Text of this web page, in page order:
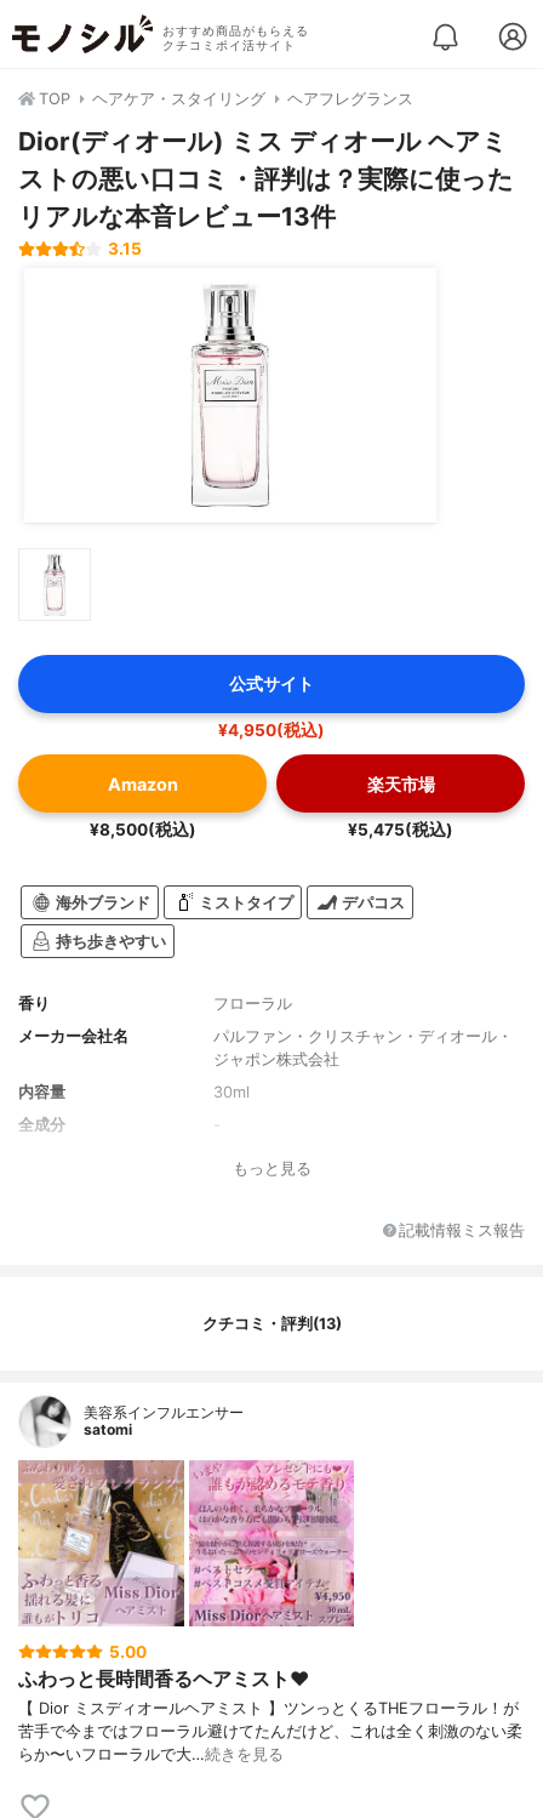
おすすめ商品がもらえる
クチコミポイ活サイト
TOP ヘアケア・スタイリング ヘアフレグランス
Dior(ディオール) ミス ディオール ヘアミ
ストの悪い口コミ・評判は？実際に使った
リアルな本音レビュー13件
3.15
公式サイト
¥4,950(税込)
Amazon
¥8,500(税込)
楽天市場
¥5,475(税込)
海外ブランド ミストタイプ デパコス
持ち歩きやすい
香り
フローラル
メーカー会社名
パルファン・クリスチャン・ディオール・
ジャポン株式会社
内容量
30ml
全成分
もっと見る
記載情報ミス報告
クチコミ・評判(13)
美容系インフルエンサー
satomi
5.00
ふわっと長時間香るヘアミスト❤︎
【 Dior ミスディオールヘアミスト 】ツンっとくるTHEフローラル！が
苦手で今まではフローラル避けてたんだけど、これは全く刺激のない柔
らか〜いフローラルで大…続きを見る